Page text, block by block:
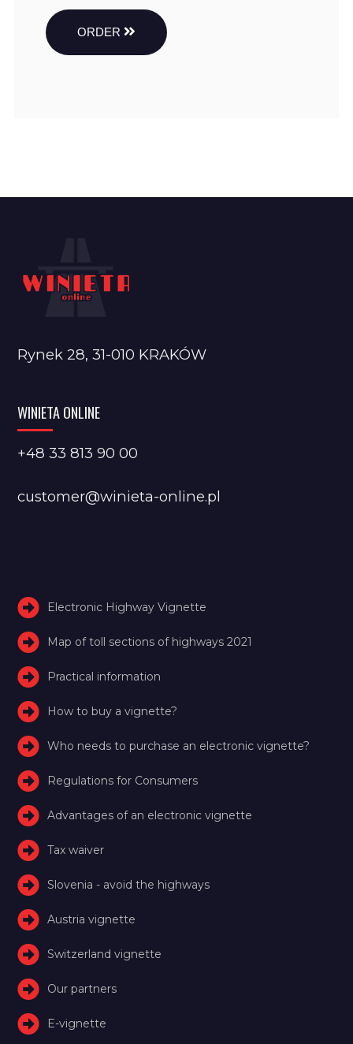
ORDER
Rynek 28, 31-010 KRAKÓW
WINIETA ONLINE
+48 33 813 90 00
customer@winieta-online.pl
Electronic Highway Vignette
Map of toll sections of highways 2021
Practical information
How to buy a vignette?
Who needs to purchase an electronic vignette?
Regulations for Consumers
Advantages of an electronic vignette
Tax waiver
Slovenia - avoid the highways
Austria vignette
Switzerland vignette
Our partners
E-vignette